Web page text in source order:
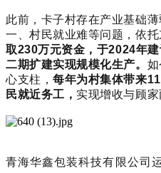
此前，卡子村存在产业基础
一、村民就业难等问题，依
取230万元资金，于2024年
二期扩建实现规模化生产。
心支柱，每年为村集体带来
民就近务工， 实现增收与顾家
青海华鑫包装科技有限公司